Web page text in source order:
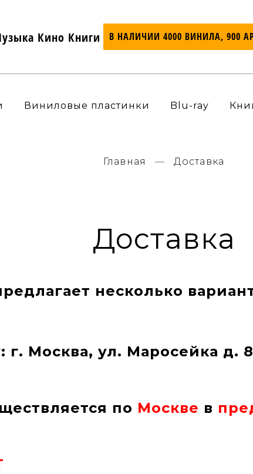
Кино Книги В НАЛИЧИИ 4000 ВИНИЛА, 900
Виниловые пластинки Blu-ray
Главная Доставка
Доставка
несколько
г. Москва, ул. Маросейка д.
по Москве в